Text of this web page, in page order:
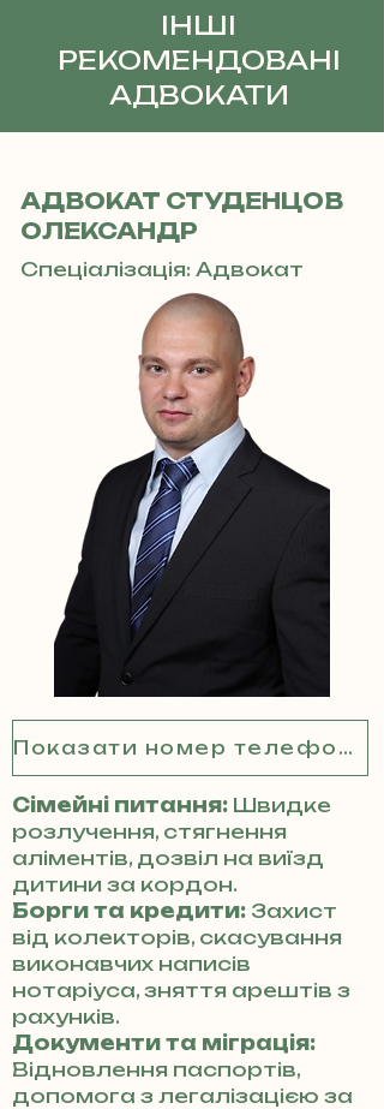
ІНШІ
РЕКОМЕНДОВАНІ
АДВОКАТИ
АДВОКАТ СТУДЕНЦОВ
ОЛЕКСАНДР
Спеціалізація: Адвокат
Показати номер телефону
Сімейні питання: Швидке
розлучення, стягнення
аліментів, дозвіл на виїзд
дитини за кордон.
Борги та кредити: Захист
від колекторів, скасування
виконавчих написів
нотаріуса, зняття арештів з
рахунків.
Документи та міграція:
Відновлення паспортів,
допомога з легалізацією за